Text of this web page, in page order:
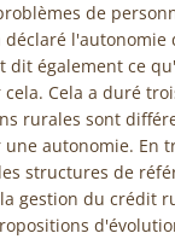
de
dit également ce
Cela a duré
rurales sont
autonomie. En
structures de
gestion du crédit